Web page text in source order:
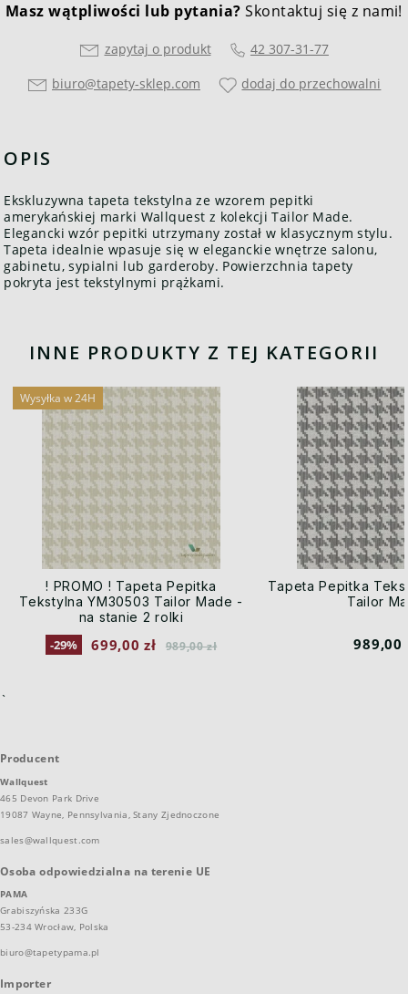
Masz wątpliwości lub pytania? Skontaktuj się z nami!
zapytaj o produkt
42 307-31-77
biuro@tapety-sklep.com
dodaj do przechowalni
OPIS
Ekskluzywna tapeta tekstylna ze wzorem pepitki
amerykańskiej marki Wallquest z kolekcji Tailor Made.
Elegancki wzór pepitki utrzymany został w klasycznym stylu.
Tapeta idealnie wpasuje się w eleganckie wnętrze salonu,
gabinetu, sypialni lub garderoby. Powierzchnia tapety
pokryta jest tekstylnymi prążkami.
INNE PRODUKTY Z TEJ KATEGORII
! PROMO ! Tapeta Pepitka
Tekstylna YM30503 Tailor Made -
na stanie 2 rolki
-29% 699,00 zł 989,00 zł
Wysyłka w 24H
Tapeta Pepitka
Tailor
989,00
`
Producent
Wallquest
465 Devon Park Drive
19087 Wayne, Pennsylvania, Stany Zjednoczone
sales@wallquest.com
Osoba odpowiedzialna na terenie UE
PAMA
Grabiszyńska 233G
53-234 Wrocław, Polska
biuro@tapetypama.pl
Importer